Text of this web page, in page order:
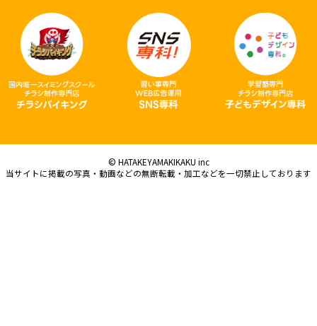
© HATAKEYAMAKIKAKU inc
当サイトに掲載の写真・動画などの無断転載・加工などを一切禁止しております